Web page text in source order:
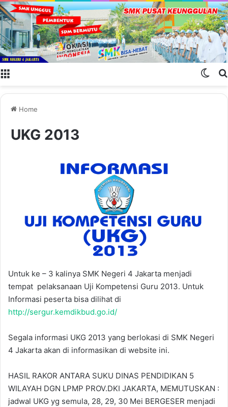
Home
UKG 2013
Untuk ke – 3 kalinya SMK Negeri 4 Jakarta menjadi
tempat pelaksanaan Uji Kompetensi Guru 2013. Untuk
Informasi peserta bisa dilihat di
http://sergur.kemdikbud.go.id/
Segala informasi UKG 2013 yang berlokasi di SMK Negeri
4 Jakarta akan di informasikan di website ini.
HASIL RAKOR ANTARA SUKU DINAS PENDIDIKAN 5
WILAYAH DGN LPMP PROV.DKI JAKARTA, MEMUTUSKAN :
jadwal UKG yg semula, 28, 29, 30 Mei BERGESER menjadi